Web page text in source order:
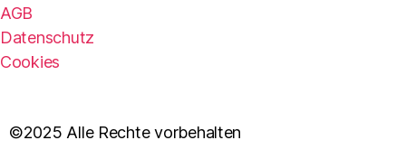
AGB
Datenschutz
Cookies
©2025 Alle Rechte vorbehalten